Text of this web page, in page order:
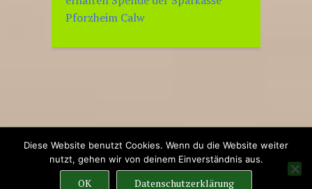
Pforzheim Calw
© 2026KKS Remchingen e.V.
Proudly powered by WordPress|
Diese Website benutzt Cookies. Wenn du die Website weiter
nutzt, gehen wir von deinem Einverständnis aus.
OK Datenschutzerklärung